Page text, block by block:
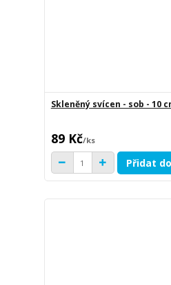
Skleněný svícen - sob - 10
89 Kč/ks
Přidat